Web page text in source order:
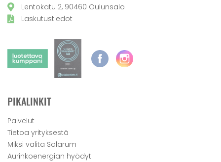
Lentokatu 2, 90460 Oulunsalo
Laskutustiedot
PIKALINKIT
Palvelut
Tietoa yrityksestä
Miksi valita Solarum
Aurinkoenergian hyödyt